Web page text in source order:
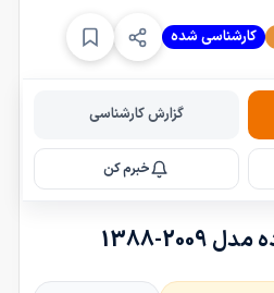
کارشناسی شده
گزارش کارشناسی
خبرم کن